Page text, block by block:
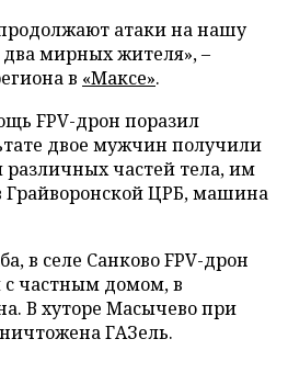
атаки на нашу
два мирных жителя», –
в «Максе».
FPV-дрон поразил
двое мужчин получили
частей тела, им
ЦРБ, машина
в селе Санково FPV-дрон
с частным домом, в
В хуторе Масычево при
ГАЗель.